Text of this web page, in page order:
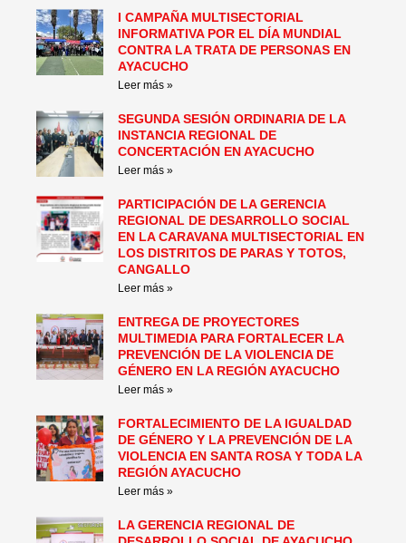
I CAMPAÑA MULTISECTORIAL
INFORMATIVA POR EL DÍA MUNDIAL
CONTRA LA TRATA DE PERSONAS EN
AYACUCHO
Leer más »
SEGUNDA SESIÓN ORDINARIA DE LA
INSTANCIA REGIONAL DE
CONCERTACIÓN EN AYACUCHO
Leer más »
PARTICIPACIÓN DE LA GERENCIA
REGIONAL DE DESARROLLO SOCIAL
EN LA CARAVANA MULTISECTORIAL EN
LOS DISTRITOS DE PARAS Y TOTOS,
CANGALLO
Leer más »
ENTREGA DE PROYECTORES
MULTIMEDIA PARA FORTALECER LA
PREVENCIÓN DE LA VIOLENCIA DE
GÉNERO EN LA REGIÓN AYACUCHO
Leer más »
FORTALECIMIENTO DE LA IGUALDAD
DE GÉNERO Y LA PREVENCIÓN DE LA
VIOLENCIA EN SANTA ROSA Y TODA LA
REGIÓN AYACUCHO
Leer más »
LA GERENCIA REGIONAL DE